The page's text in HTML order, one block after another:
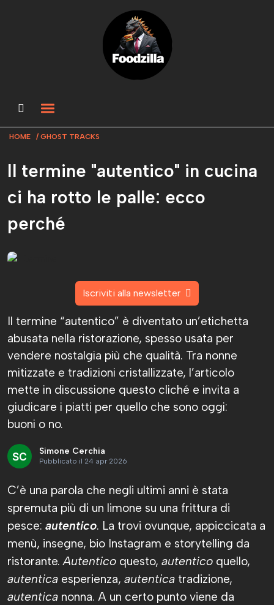
HOME GHOST TRACKS
Il termine "autentico" in cucina
ci ha rotto le palle: ecco
perché
Iscriviti alla newsletter
Il termine “autentico” è diventato un’etichetta
abusata nella ristorazione, spesso usata per
vendere nostalgia più che qualità. Tra nonne
mitizzate e tradizioni cristallizzate, l’articolo
mette in discussione questo cliché e invita a
giudicare i piatti per quello che sono oggi:
buoni o no.
Simone Cerchia
Pubblicato il 24 apr 2026
C’è una parola che negli ultimi anni è stata
spremuta più di un limone su una frittura di
pesce: autentico. La trovi ovunque, appiccicata a
menù, insegne, bio Instagram e storytelling da
ristorante.Autentico questo, autentico quello,
autentica esperienza, autentica tradizione,
autentica nonna. A un certo punto viene da